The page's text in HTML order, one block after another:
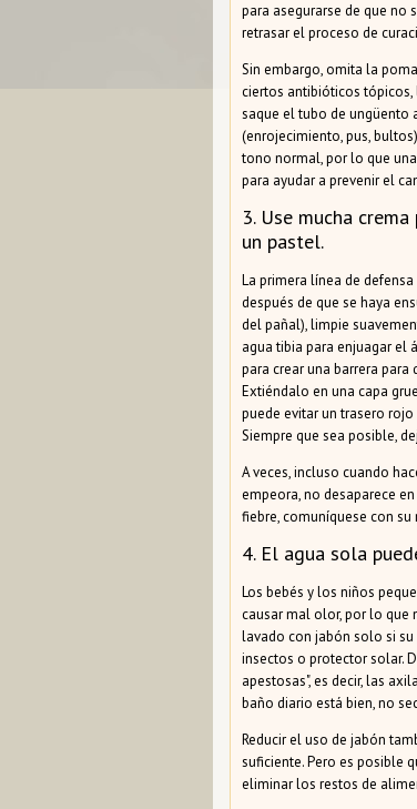
para asegurarse de que no
retrasar el proceso de
Sin embargo, omita la
ciertos antibióticos tópicos,
saque el tubo de ungüento
(enrojecimiento, pus,
tono normal, por lo que
para ayudar a prevenir el
3. Use mucha
un pastel.
La primera línea de
después de que se haya
del pañal), limpie
agua tibia para enjuagar el
para crear una barrera
Extiéndalo en una capa
puede evitar un trasero
Siempre que sea posible,
A veces, incluso cuando
empeora, no desaparece
fiebre, comuníquese con su
4. El agua sola
Los bebés y los niños
causar mal olor, por lo que
lavado con jabón solo si su
insectos o protector solar.
apestosas", es decir, las
baño diario está bien, no
Reducir el uso de jabón
suficiente. Pero es posible
eliminar los restos de